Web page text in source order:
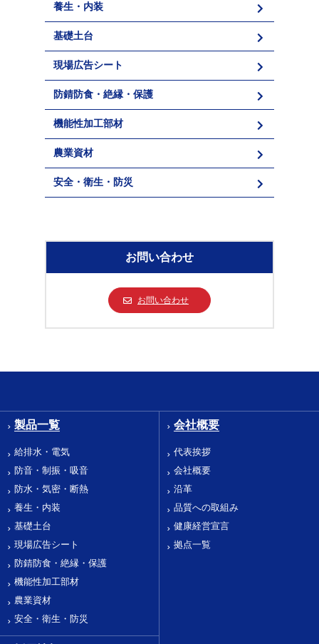
養生・内装
基礎土台
現場広告シート
防錆防食・絶縁・保護
機能性加工部材
農業資材
安全・衛生・防災
お問い合わせ
お問い合わせ
製品一覧
給排水・電気
防音・制振・吸音
防水・気密・断熱
養生・内装
基礎土台
現場広告シート
防錆防食・絶縁・保護
機能性加工部材
農業資材
安全・衛生・防災
会社概要
代表挨拶
会社概要
沿革
品質への取組み
健康経営宣言
拠点一覧